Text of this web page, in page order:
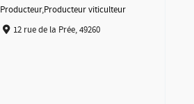
Producteur,Producteur viticulteur
12 rue de la Prée, 49260